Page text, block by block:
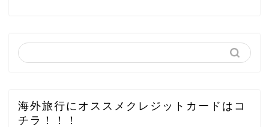
海外旅行にオススメクレジットカードはコ
チラ！！！